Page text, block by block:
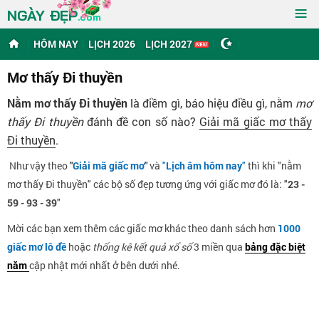
NGÀY ĐẸP.com ≡
HÔM NAY LỊCH 2026 LỊCH 2027
Mơ thấy Đi thuyền
Nằm mơ thấy Đi thuyền là điềm gì, báo hiệu điều gì, nằm mơ
thấy Đi thuyềnđánh đề con số nào? Giải mã giấc mơ thấy
Đi thuyền.
Như vậy theo"Giải mã giấc mơ"và "Lịch âm hôm nay" thì khi "nằm
mơ thấy Đi thuyền" các bộ số đẹp tương ứng với giấc mơ đó là: "23 -
59 - 93 - 39"
Mời các bạn xem thêm các giấc mơ khác theo danh sách hơn 1000
giấc mơ lô đề hoặc thống kê kết quả xổ số3 miền qua bảng đặc biệt
nămcập nhật mới nhất ở bên dưới nhé.